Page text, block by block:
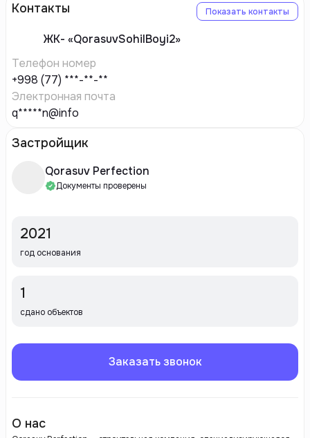
Контакты Показать контакты
ЖК- «QorasuvSohilBoyi2»
Телефон номер
+998 (77) ***-**-**
Электронная почта
q*****n@info
Застройщик
Qorasuv Perfection
Документы проверены
2021
год основания
1
сдано объектов
Заказать звонок
О нас